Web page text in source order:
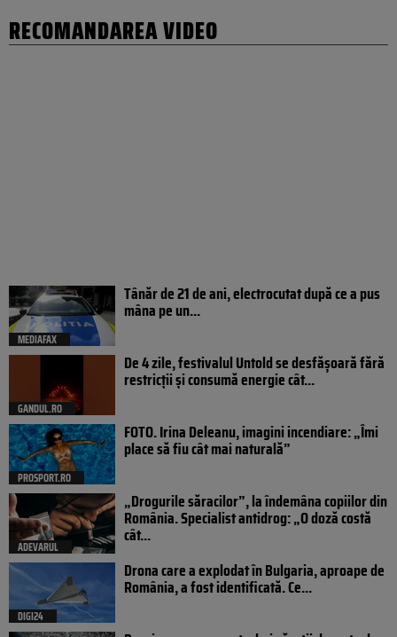
RECOMANDAREA VIDEO
MEDIAFAX
Tânăr de 21 de ani, electrocutat după ce a pus
mâna pe un...
GANDUL.RO
De 4 zile, festivalul Untold se desfășoară fără
restricții și consumă energie cât...
PROSPORT.RO
FOTO. Irina Deleanu, imagini incendiare: „Îmi
place să fiu cât mai naturală”
ADEVARUL
„Drogurile săracilor”, la îndemâna copiilor din
România. Specialist antidrog: „O doză costă
cât...
DIGI24
Drona care a explodat în Bulgaria, aproape de
România, a fost identificată. Ce...